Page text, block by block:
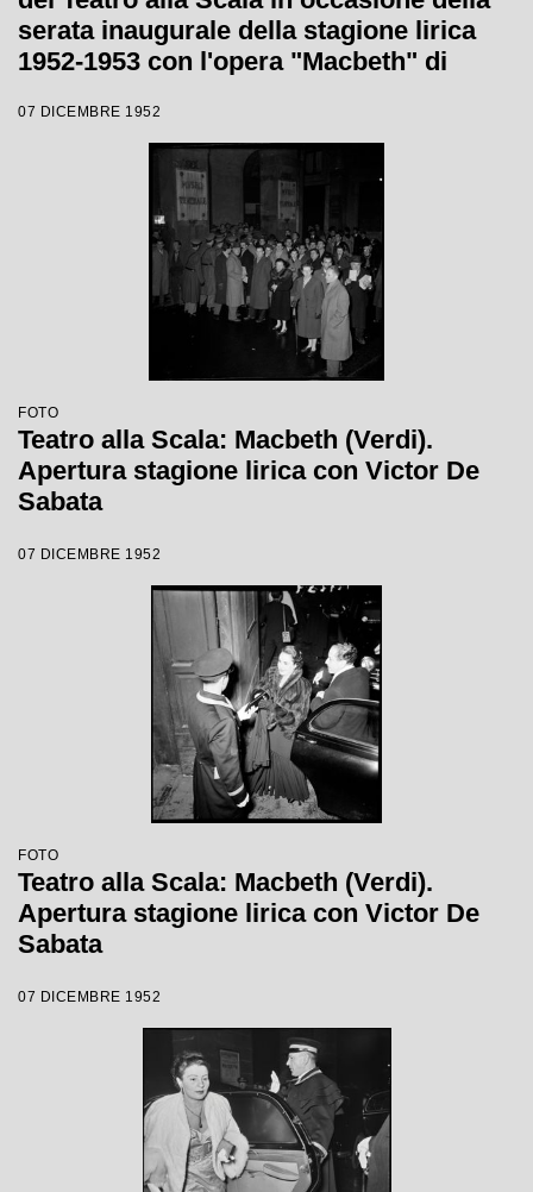
serata inaugurale della stagione lirica
1952-1953 con l'opera "Macbeth" di
Sabata, con la regia di Carl Ebert
07 DICEMBRE 1952
FOTO
Teatro alla Scala: Macbeth (Verdi).
Apertura stagione lirica con Victor De
Sabata
07 DICEMBRE 1952
FOTO
Teatro alla Scala: Macbeth (Verdi).
Apertura stagione lirica con Victor De
Sabata
07 DICEMBRE 1952